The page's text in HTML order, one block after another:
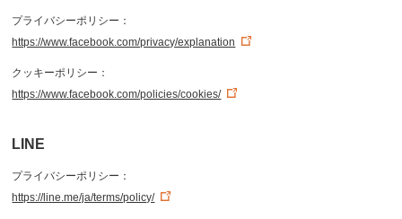
プライバシーポリシー：
https://www.facebook.com/privacy/explanation
クッキーポリシー：
https://www.facebook.com/policies/cookies/
LINE
プライバシーポリシー：
https://line.me/ja/terms/policy/